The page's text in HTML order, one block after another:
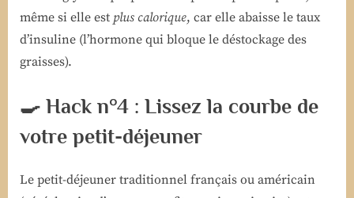
même si elle est plus calorique, car elle abaisse le taux
d’insuline (l’hormone qui bloque le déstockage des
graisses).
🍳 Hack n°4 : Lissez la courbe de
votre petit-déjeuner
Le petit-déjeuner traditionnel français ou américain